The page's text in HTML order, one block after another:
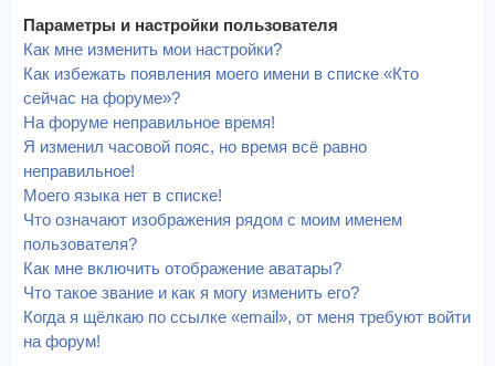
Параметры и настройки пользователя
Как мне изменить мои настройки?
Как избежать появления моего имени в списке «Кто
сейчас на форуме»?
На форуме неправильное время!
Я изменил часовой пояс, но время всё равно
неправильное!
Моего языка нет в списке!
Что означают изображения рядом с моим именем
пользователя?
Как мне включить отображение аватары?
Что такое звание и как я могу изменить его?
Когда я щёлкаю по ссылке «email», от меня требуют войти
на форум!